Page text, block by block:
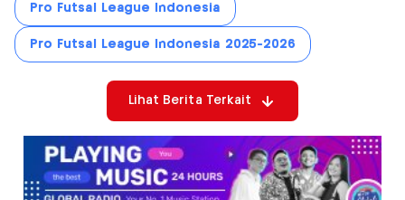
Pro Futsal League Indonesia
Pro Futsal League Indonesia 2025-2026
Lihat Berita Terkait